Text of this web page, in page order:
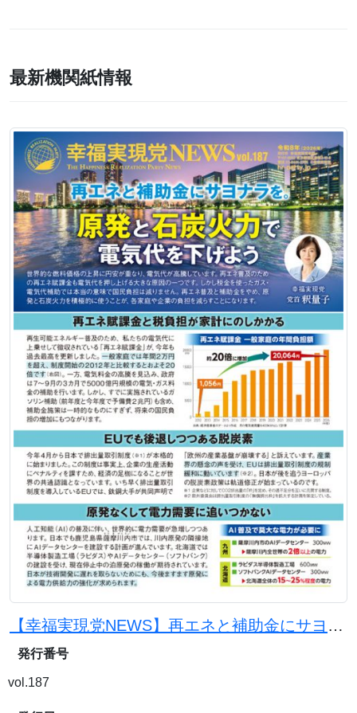
最新機関紙情報
【幸福実現党NEWS】再エネと補助金にサヨナラを。原発と石炭火力で電気代を下げよう
発行番号
vol.187